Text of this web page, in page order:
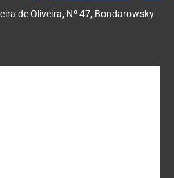
de Oliveira, Nº 47, Bondarowsky